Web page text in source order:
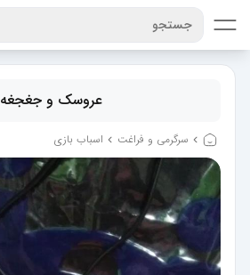
جستجو
عروسک و جغجغه
سرگرمی و فراغت اسباب‌ بازی